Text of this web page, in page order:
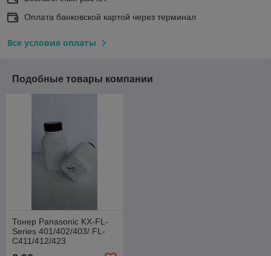
Оплата банковской картой через терминал
Все условия оплаты
Подобные товары компании
Тонер Panasonic KX-FL-
Series 401/402/403/ FL-
C411/412/423